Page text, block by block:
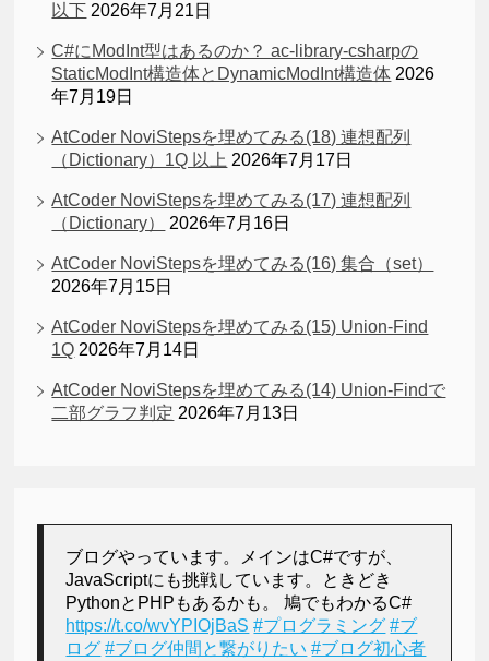
以下 2026年7月21日
C#にModInt型はあるのか？ ac-library-csharpの
StaticModInt構造体とDynamicModInt構造体 2026
年7月19日
AtCoder NoviStepsを埋めてみる(18) 連想配列
（Dictionary）1Q 以上 2026年7月17日
AtCoder NoviStepsを埋めてみる(17) 連想配列
（Dictionary）
2026年7月16日
AtCoder NoviStepsを埋めてみる(16) 集合（set）
2026年7月15日
AtCoder NoviStepsを埋めてみる(15) Union-Find
1Q 2026年7月14日
AtCoder NoviStepsを埋めてみる(14) Union-Findで
二部グラフ判定 2026年7月13日
ブログやっています。メインはC#ですが、
JavaScriptにも挑戦しています。ときどき
PythonとPHPもあるかも。 鳩でもわかるC#
https://t.co/wvYPIOjBaS #プログラミング #ブ
ログ #ブログ仲間と繋がりたい #ブログ初心者